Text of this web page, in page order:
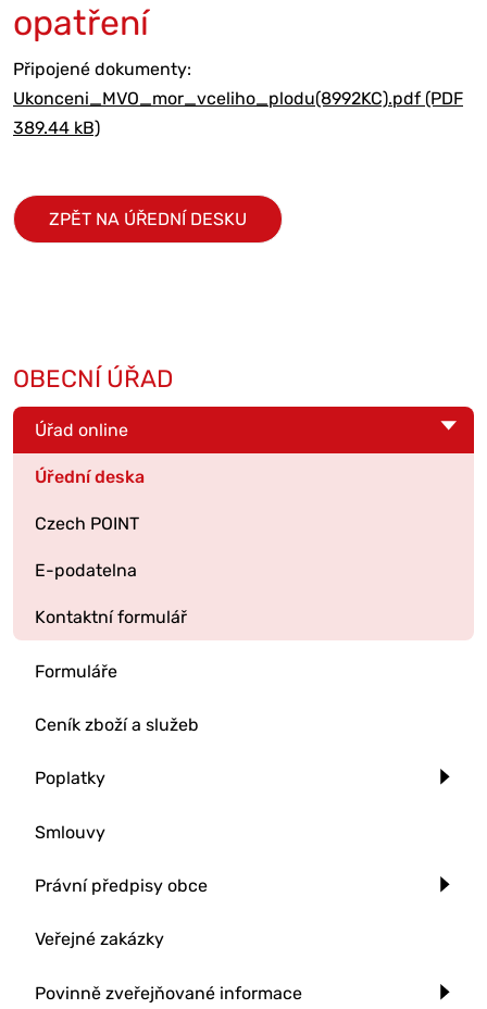
opatření
Připojené dokumenty:
Ukonceni_MVO_mor_vceliho_plodu(8992KC).pdf (PDF
389.44 kB)
ZPĚT NA ÚŘEDNÍ DESKU
OBECNÍ ÚŘAD
Úřad online
Úřední deska
Czech POINT
E-podatelna
Kontaktní formulář
Formuláře
Ceník zboží a služeb
Poplatky
Smlouvy
Právní předpisy obce
Veřejné zakázky
Povinně zveřejňované informace